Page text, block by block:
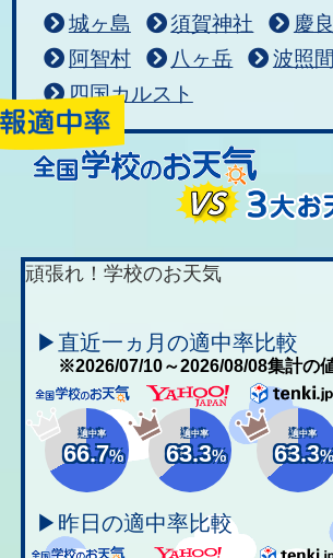
城ヶ島
須賀神社
慶
阿智村
八ヶ岳
波照
四国カルスト
頑張れ！学校のお天気
▶直近一ヵ月の適中率比較
※2026/07/10～2026/08/08集計の
適中率
66.7%
適中率
63.3%
適中率
63.3%
▶昨日の適中率比較